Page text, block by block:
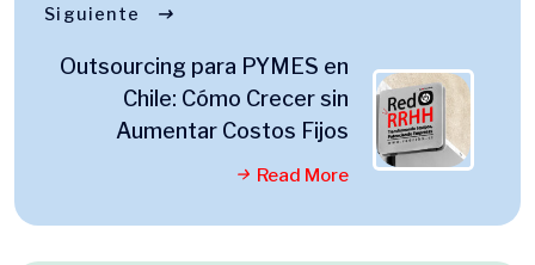
Siguiente
Outsourcing para PYMES en
Chile: Cómo Crecer sin
Aumentar Costos Fijos
Read More